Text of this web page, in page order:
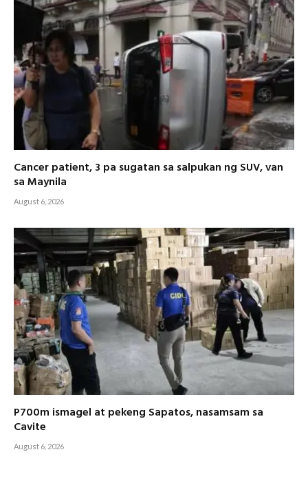
Cancer patient, 3 pa sugatan sa salpukan ng SUV, van
sa Maynila
August 6, 2026
P700m ismagel at pekeng Sapatos, nasamsam sa
Cavite
August 6, 2026